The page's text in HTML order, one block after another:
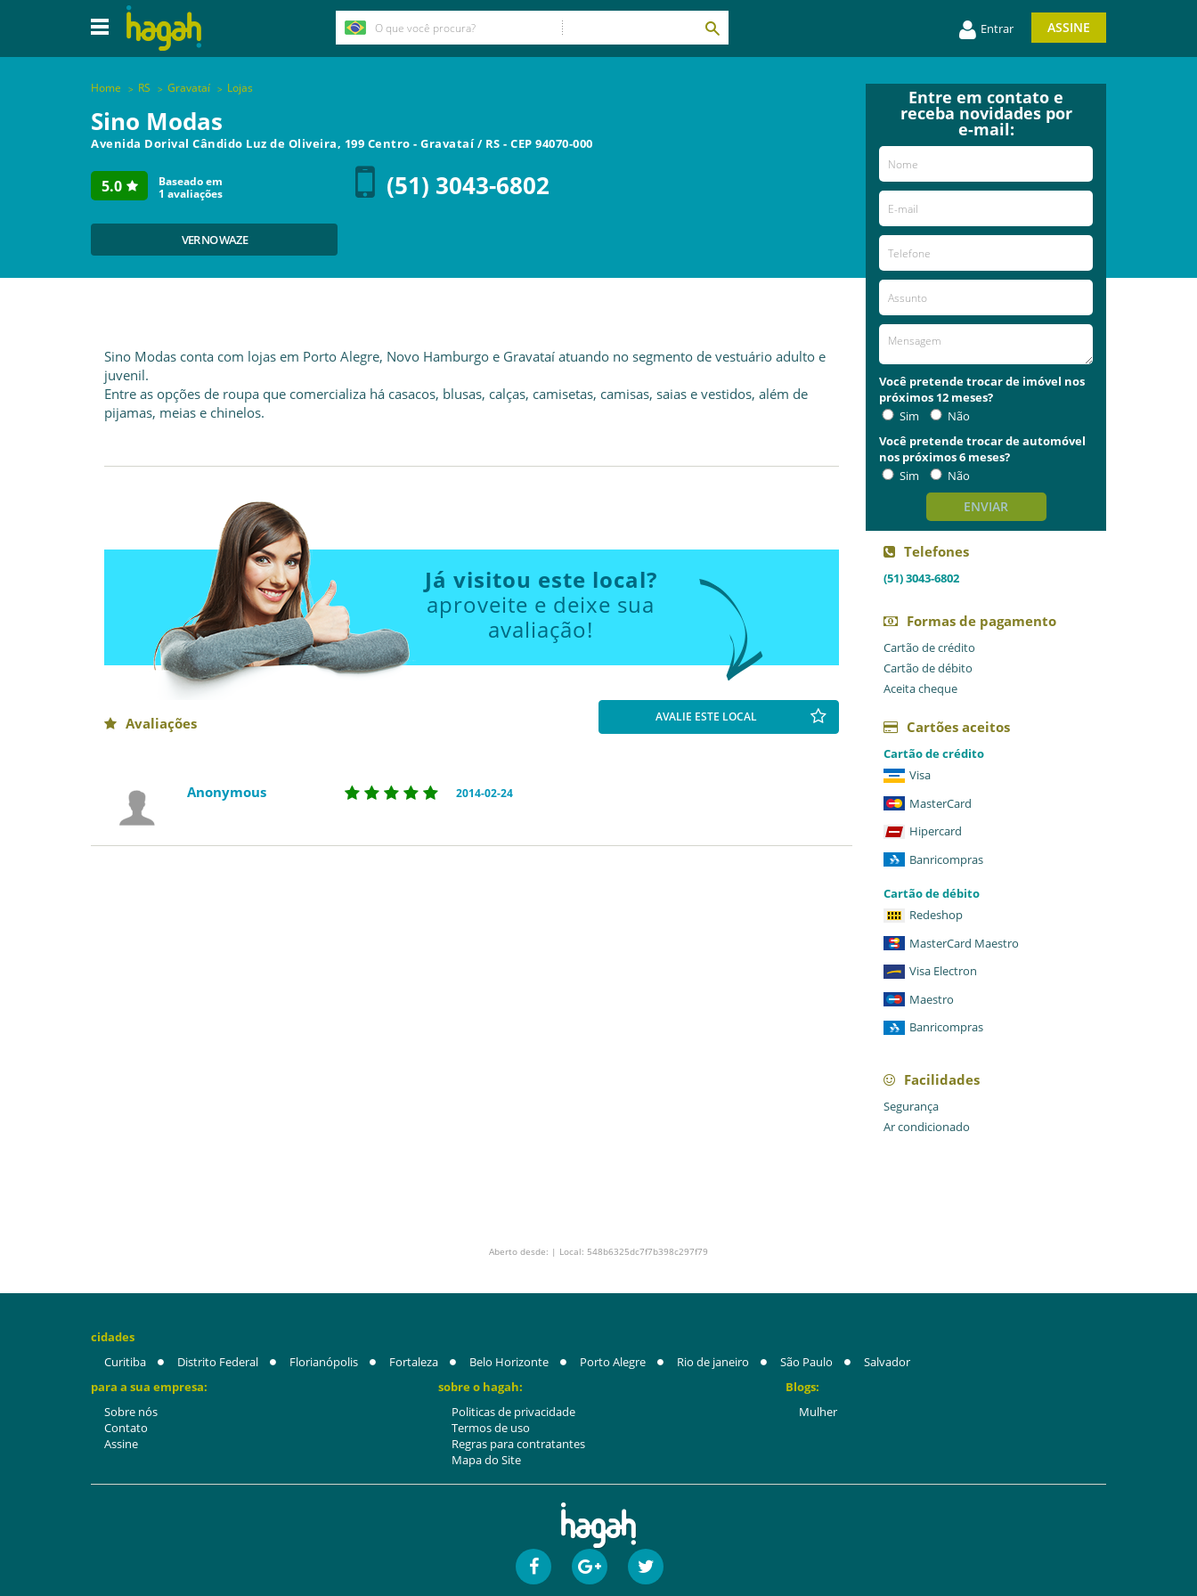
Entrar ASSINE
Home RS Gravataí Lojas
Sino Modas
Avenida Dorival Cândido Luz de Oliveira, 199 Centro - Gravataí/ RS - CEP 94070-000
5.0
Baseado em
1 avaliações (51) 3043-6802
VER NO WAZE
Sino Modas conta com lojas em Porto Alegre, Novo Hamburgo e Gravataí atuando no segmento de vestuário adulto e
juvenil.
Entre as opções de roupa que comercializa há casacos, blusas, calças, camisetas, camisas, saias e vestidos, além de
pijamas, meias e chinelos.
Já visitou este local?
aproveite e deixe sua
avaliação!
Avaliações AVALIE ESTE LOCAL
Anonymous 2014-02-24
Entre em contato e
receba novidades por
e-mail:
Você pretende trocar de imóvel nos
próximos 12 meses?
Sim
Não
Você pretende trocar de automóvel
nos próximos 6 meses?
Sim
Não
ENVIAR
Telefones
(51) 3043-6802
Formas de pagamento
Cartão de crédito
Cartão de débito
Aceita cheque
Cartões aceitos
Cartão de crédito
Visa
MasterCard
Hipercard
Banricompras
Cartão de débito
Redeshop
MasterCard Maestro
Visa Electron
Maestro
Banricompras
Facilidades
Segurança
Ar condicionado
Aberto desde: | Local: 548b6325dc7f7b398c297f79
cidades
Curitiba
Distrito Federal Florianópolis Fortaleza Belo Horizonte Porto Alegre Rio de janeiro São Paulo
Salvador
para a sua empresa:
Sobre nós
Contato
Assine
sobre o hagah:
Politicas de privacidade
Termos de uso
Regras para contratantes
Mapa do Site
Blogs:
Mulher